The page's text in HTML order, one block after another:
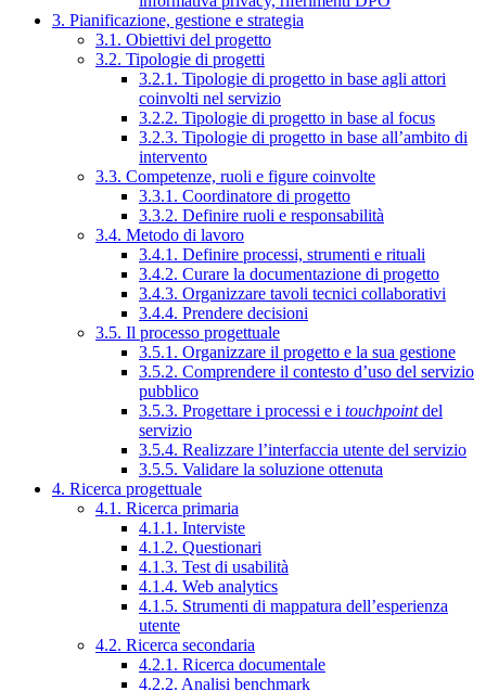
3. Pianificazione, gestione e strategia
3.1. Obiettivi del progetto
3.2. Tipologie di progetti
3.2.1. Tipologie di progetto in base agli attori
coinvolti nel servizio
3.2.2. Tipologie di progetto in base al focus
3.2.3. Tipologie di progetto in base all’ambito di
intervento
3.3. Competenze, ruoli e figure coinvolte
3.3.1. Coordinatore di progetto
3.3.2. Definire ruoli e responsabilità
3.4. Metodo di lavoro
3.4.1. Definire processi, strumenti e rituali
3.4.2. Curare la documentazione di progetto
3.4.3. Organizzare tavoli tecnici collaborativi
3.4.4. Prendere decisioni
3.5. Il processo progettuale
3.5.1. Organizzare il progetto e la sua gestione
3.5.2. Comprendere il contesto d’uso del servizio
pubblico
3.5.3. Progettare i processi e i touchpointdel
servizio
3.5.4. Realizzare l’interfaccia utente del servizio
3.5.5. Validare la soluzione ottenuta
4. Ricerca progettuale
4.1. Ricerca primaria
4.1.1. Interviste
4.1.2. Questionari
4.1.3. Test di usabilità
4.1.4. Web analytics
4.1.5. Strumenti di mappatura dell’esperienza
utente
4.2. Ricerca secondaria
4.2.1. Ricerca documentale
4.2.2. Analisi benchmark